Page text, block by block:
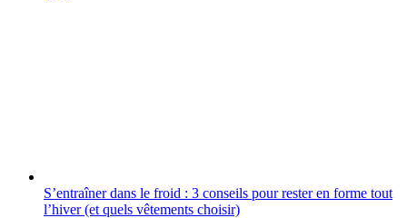
S’entraîner dans le froid : 3 conseils pour rester en forme tout
l’hiver (et quels vêtements choisir)